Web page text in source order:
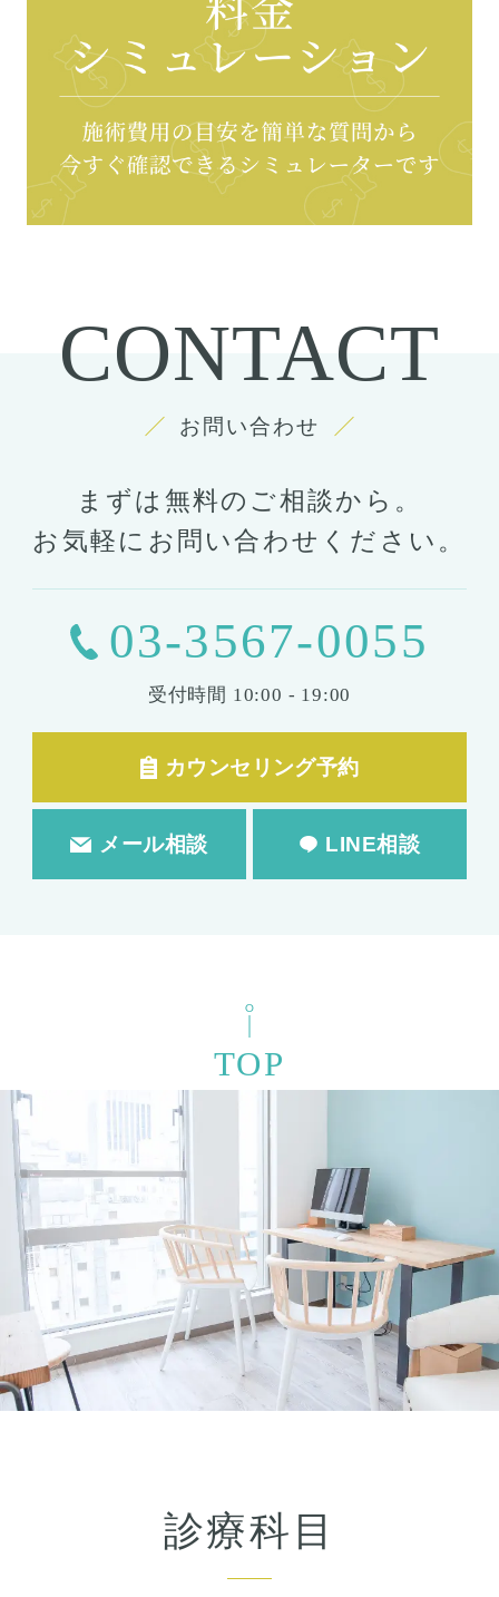
CONTACT
お問い合わせ
まずは無料のご相談から。
お気軽にお問い合わせください。
03-3567-0055
受付時間 10:00 - 19:00
カウンセリング予約
メール相談 LINE相談
TOP
診療科目